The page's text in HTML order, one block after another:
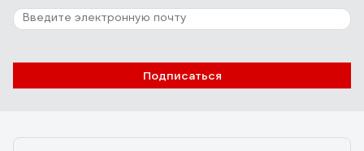
Подписаться